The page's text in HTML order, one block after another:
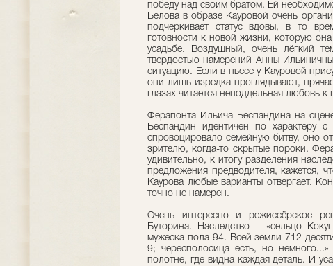
победу над своим братом. Ей
Белова в образе Кауровой очень
подчеркивает статус вдовы, в то
готовности к новой жизни, которую
усадьбе. Воздушный, очень лёгкий
твердостью намерений Анны
ситуацию. Если в пьесе у Кауровой
они лишь изредка проглядывают,
глазах читается неподдельная любовь
Ферапонта Ильича Бecпaндина на
Бecпaндин идентичен по характеру
спровоцировало семейную битву, оно
зрителю, когда-то скрытые пороки.
удивительно, к итогу разделения
предложения предводителя, кажется,
Каурова любые варианты отвергает.
точно не намерен.
Очень интересно и режиссёрское
Буторина. Наследство – «сельцо
мужеска пола 94. Всей земли 712
9; чересполосица есть, но
полотне, где видна каждая деталь. И